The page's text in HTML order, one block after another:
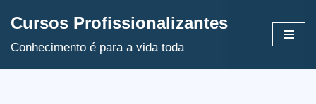
Avançar
Cursos Profissionalizantes
Conhecimento é para a vida toda